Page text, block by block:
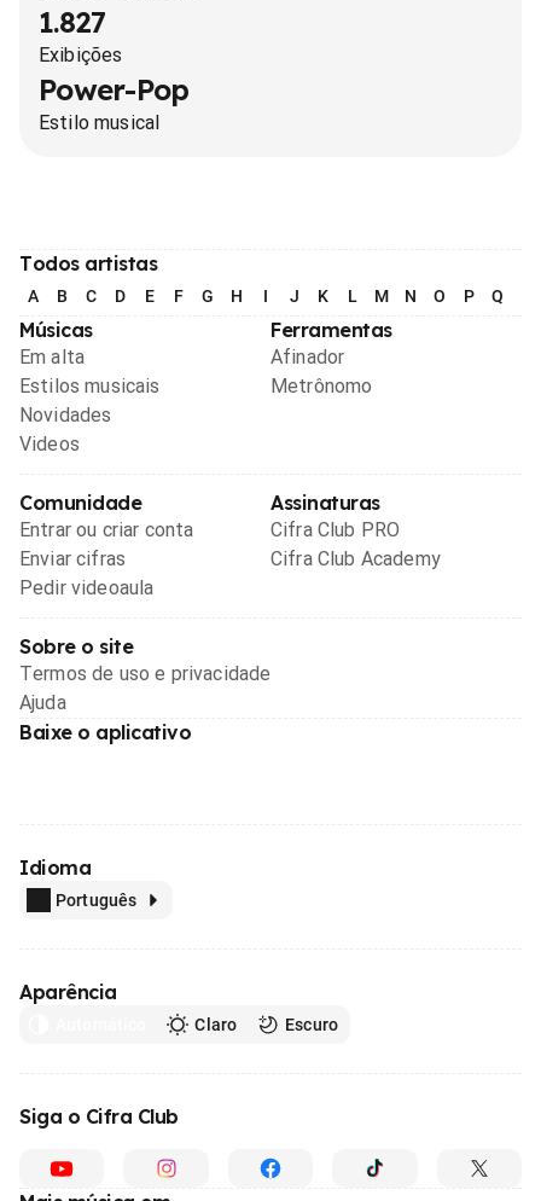
1.827
Exibições
Power-Pop
Estilo musical
Todos artistas
A B C D E F G H I J K L M N O P Q
Músicas
Em alta
Estilos musicais
Novidades
Videos
Ferramentas
Afinador
Metrônomo
Comunidade
Entrar ou criar conta
Enviar cifras
Pedir videoaula
Assinaturas
Cifra Club PRO
Cifra Club Academy
Sobre o site
Termos de uso e privacidade
Ajuda
Baixe o aplicativo
Idioma
Português
Aparência
Claro Escuro
Siga o Cifra Club